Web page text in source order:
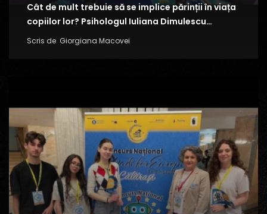
Cât de mult trebuie să se implice părinții în viața
copiilor lor? Psihologul Iuliana Dimulescu…
Scris de Giorgiana Macovei